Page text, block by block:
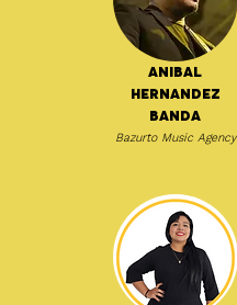
Anibal
Hernandez
Banda
Bazurto Music Agency